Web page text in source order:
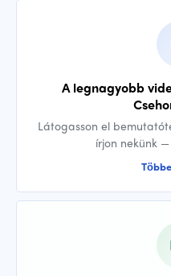
A legnagyobb
Látogasson el
írjon nekünk